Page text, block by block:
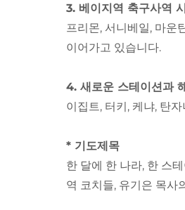
3. 베이지역 축구사역
프리몬, 서니베일, 마운
이어가고 있습니다.
4. 새로운 스테이션과
이집트, 터키, 케냐, 탄
* 기도제목
한 달에 한 나라, 한 스
역 코치들, 유기은 목사